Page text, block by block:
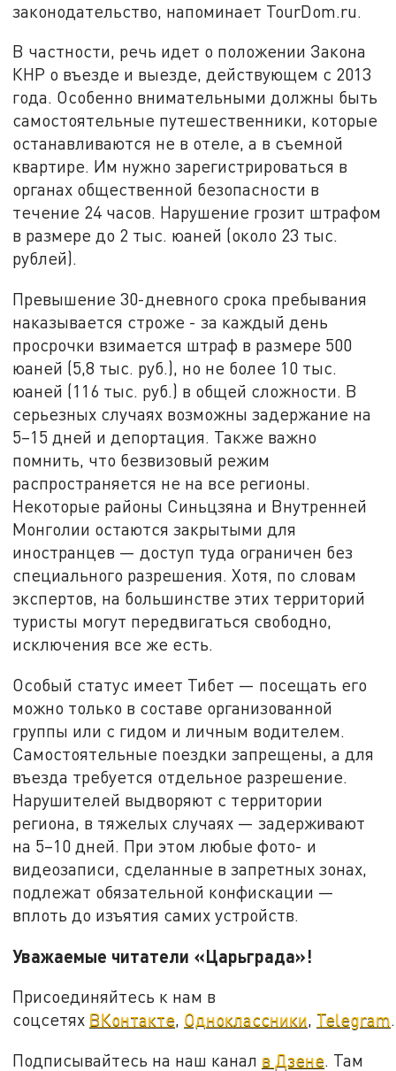
законодательство, напоминает TourDom.ru.
В частности, речь идет о положении Закона
КНР о въезде и выезде, действующем с 2013
года. Особенно внимательными должны быть
самостоятельные путешественники, которые
останавливаются не в отеле, а в съемной
квартире. Им нужно зарегистрироваться в
органах общественной безопасности в
течение 24 часов. Нарушение грозит штрафом
в размере до 2 тыс. юаней (около 23 тыс.
рублей).
Превышение 30-дневного срока пребывания
наказывается строже - за каждый день
просрочки взимается штраф в размере 500
юаней (5,8 тыс. руб.), но не более 10 тыс.
юаней (116 тыс. руб.) в общей сложности. В
серьезных случаях возможны задержание на
5–15 дней и депортация. Также важно
помнить, что безвизовый режим
распространяется не на все регионы.
Некоторые районы Синьцзяна и Внутренней
Монголии остаются закрытыми для
иностранцев — доступ туда ограничен без
специального разрешения. Хотя, по словам
экспертов, на большинстве этих территорий
туристы могут передвигаться свободно,
исключения все же есть.
Особый статус имеет Тибет — посещать его
можно только в составе организованной
группы или с гидом и личным водителем.
Самостоятельные поездки запрещены, а для
въезда требуется отдельное разрешение.
Нарушителей выдворяют с территории
региона, в тяжелых случаях — задерживают
на 5–10 дней. При этом любые фото- и
видеозаписи, сделанные в запретных зонах,
подлежат обязательной конфискации —
вплоть до изъятия самих устройств.
Уважаемые читатели «Царьграда»!
Присоединяйтесь к нам в
соцсетях ВКонтакте, Одноклассники, Telegram.
Подписывайтесь на наш канал в Дзене. Там